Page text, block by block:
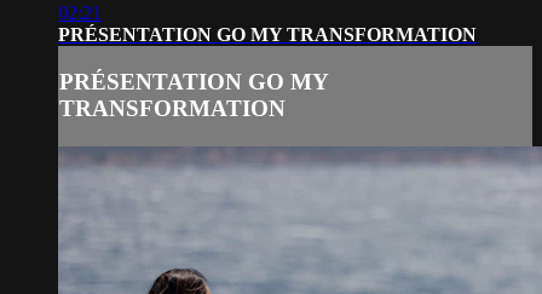
02:21
PRÉSENTATION GO MY TRANSFORMATION
PRÉSENTATION GO MY
TRANSFORMATION